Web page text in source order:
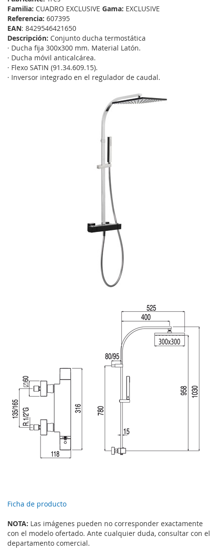
Familia: CUADRO EXCLUSIVE Gama: EXCLUSIVE
Referencia: 607395
EAN: 8429546421650
Descripción: Conjunto ducha termostática
· Ducha fija 300x300 mm. Material Latón.
· Ducha móvil anticalcárea.
· Flexo SATIN (91.34.609.15).
· Inversor integrado en el regulador de caudal.
Ficha de producto
NOTA: Las imágenes pueden no corresponder exactamente
con el modelo ofertado. Ante cualquier duda, consultar con el
departamento comercial.